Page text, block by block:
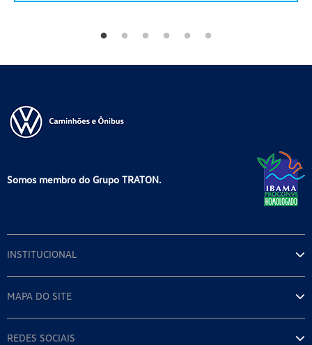
Somos membro do Grupo TRATON.
INSTITUCIONAL
MAPA DO SITE
REDES SOCIAIS